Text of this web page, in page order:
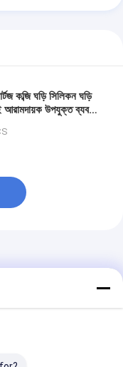
কব্জি ঘড়ি সিলিকন ঘড়ি
আরামদায়ক উপযুক্ত ব্যবসা